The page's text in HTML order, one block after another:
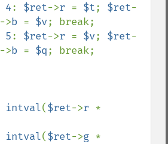
4: $ret->r = $t; $ret-
->b = $v; break;
5: $ret->r = $v; $ret-
->b = $q; break;
intval($ret->r
intval($ret->g